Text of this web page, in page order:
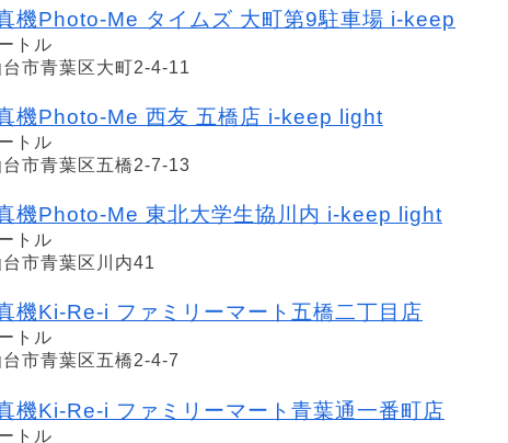
機Photo-Me タイムズ 大町第9駐車場 i-keep
トル
市青葉区大町2-4-11
機Photo-Me 西友 五橋店 i-keep light
トル
市青葉区五橋2-7-13
機Photo-Me 東北大学生協川内 i-keep light
トル
市青葉区川内41
機Ki-Re-i ファミリーマート五橋二丁目店
トル
市青葉区五橋2-4-7
機Ki-Re-i ファミリーマート青葉通一番町店
トル